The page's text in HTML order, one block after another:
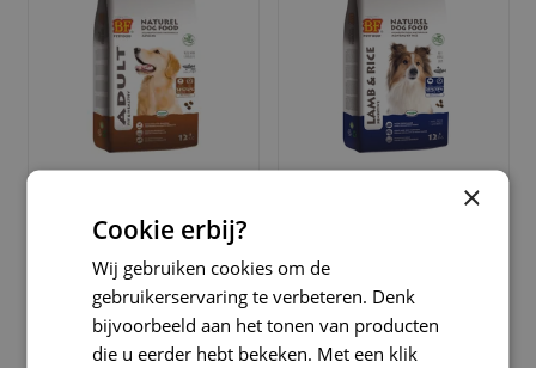
vanaf 2 stuks
50
Per stuk
Biofood lam&rijst 12,5 kg
€ 47,50
×
Cookie erbij?
Wij gebruiken cookies om de
gebruikerservaring te verbeteren. Denk
bijvoorbeeld aan het tonen van producten
die u eerder hebt bekeken. Met een klik